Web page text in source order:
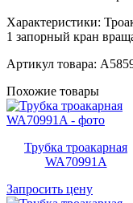
Характеристики:
1 запорный кран
Артикул товара:
Похожие товары
Трубка троакарная
WA70991A
Запросить цену